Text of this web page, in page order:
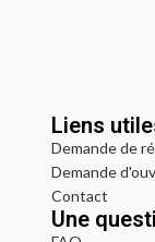
Liens
Demande de
Demande
Contact
Une